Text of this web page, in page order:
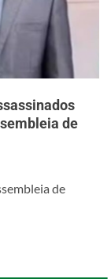
de
de